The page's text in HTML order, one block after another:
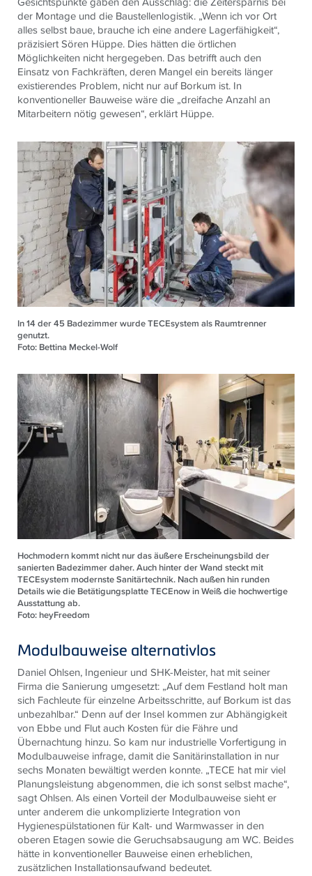
der Montage und die Baustellenlogistik. „Wenn ich vor Ort
alles selbst baue, brauche ich eine andere Lagerfähigkeit“,
präzisiert Sören Hüppe. Dies hätten die örtlichen
Möglichkeiten nicht hergegeben. Das betrifft auch den
Einsatz von Fachkräften, deren Mangel ein bereits länger
existierendes Problem, nicht nur auf Borkum ist. In
konventioneller Bauweise wäre die „dreifache Anzahl an
Mitarbeitern nötig gewesen“, erklärt Hüppe.
In 14 der 45 Badezimmer wurde TECEsystem als Raumtrenner
genutzt.
Foto: Bettina Meckel-Wolf
Hochmodern kommt nicht nur das äußere Erscheinungsbild der
sanierten Badezimmer daher. Auch hinter der Wand steckt mit
TECEsystem modernste Sanitärtechnik. Nach außen hin runden
Details wie die Betätigungsplatte TECEnow in Weiß die hochwertige
Ausstattung ab.
Foto: heyFreedom
Modulbauweise alternativlos
Daniel Ohlsen, Ingenieur und SHK-Meister, hat mit seiner
Firma die Sanierung umgesetzt: „Auf dem Festland holt man
sich Fachleute für einzelne Arbeitsschritte, auf Borkum ist das
unbezahlbar.“ Denn auf der Insel kommen zur Abhängigkeit
von Ebbe und Flut auch Kosten für die Fähre und
Übernachtung hinzu. So kam nur industrielle Vorfertigung in
Modulbauweise infrage, damit die Sanitärinstallation in nur
sechs Monaten bewältigt werden konnte. „TECE hat mir viel
Planungsleistung abgenommen, die ich sonst selbst mache“,
sagt Ohlsen. Als einen Vorteil der Modulbauweise sieht er
unter anderem die unkomplizierte Integration von
Hygienespülstationen für Kalt- und Warmwasser in den
oberen Etagen sowie die Geruchsabsaugung am WC. Beides
hätte in konventioneller Bauweise einen erheblichen,
zusätzlichen Installationsaufwand bedeutet.